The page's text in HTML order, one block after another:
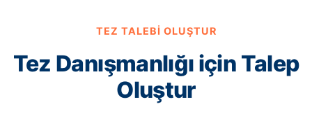
TEZ TALEBI OLUŞTUR
Tez Danışmanlığı için Talep
Oluştur